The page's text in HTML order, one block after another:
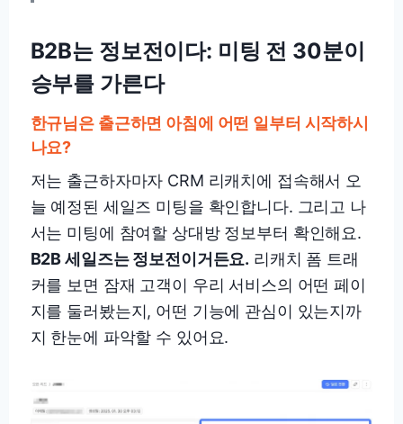
B2B는 정보전이다: 미팅 전 30분이
승부를 가른다
한규님은 출근하면 아침에 어떤 일부터 시작하시
나요?
저는 출근하자마자 CRM 리캐치에 접속해서 오
늘 예정된 세일즈 미팅을 확인합니다. 그리고 나
서는 미팅에 참여할 상대방 정보부터 확인해요.
B2B 세일즈는 정보전이거든요. 리캐치 폼 트래
커를 보면 잠재 고객이 우리 서비스의 어떤 페이
지를 둘러봤는지, 어떤 기능에 관심이 있는지까
지 한눈에 파악할 수 있어요.